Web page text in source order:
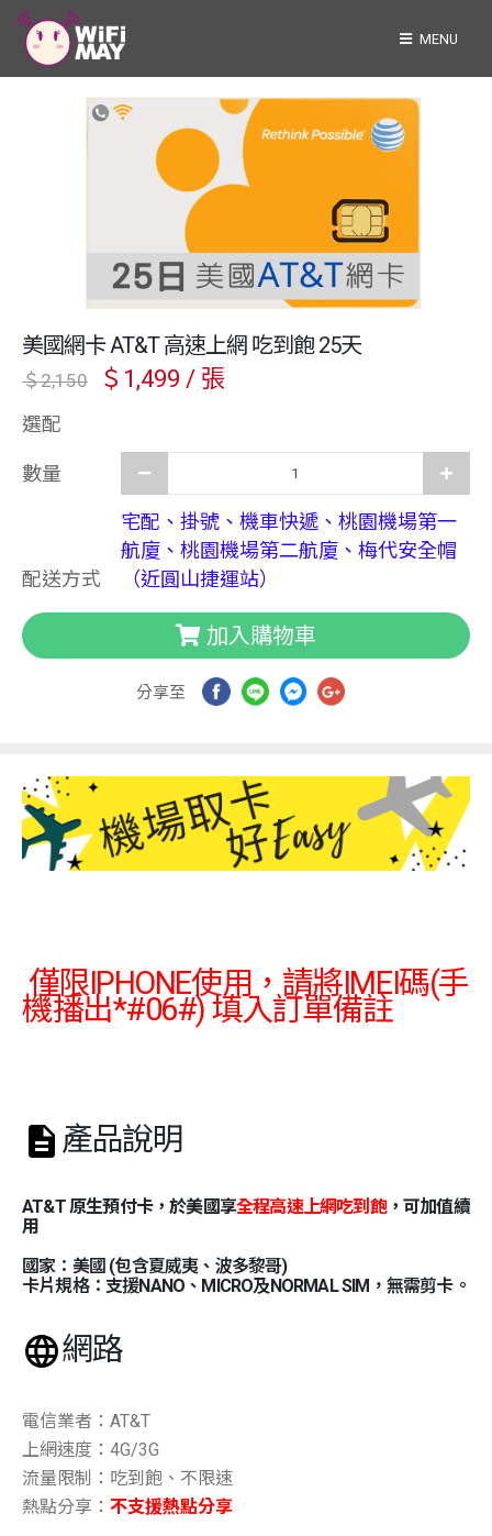
MENU
美國網卡 AT&T 高速上網 吃到飽 25天
＄2,150 ＄1,499 / 張
選配
數量
配送方式
宅配、掛號、機車快遞、桃園機場第一
航廈、桃園機場第二航廈、梅代安全帽
（近圓山捷運站）
加入購物車
分享至
僅限IPHONE使用，請將IMEI碼(手
機播出*#06#) 填入訂單備註
產品說明
AT&T 原生預付卡，於美國享全程高速上網吃到飽，可加值續
用
國家：美國 (包含夏威夷、波多黎哥)
卡片規格：支援NANO、MICRO及NORMAL SIM，無需剪卡。
網路
電信業者：AT&T
上網速度：4G/3G
流量限制：吃到飽、不限速
熱點分享： 不支援熱點分享